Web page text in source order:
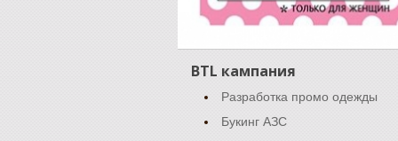
BTL кампания
Разработка промо одежды
Букинг АЗС